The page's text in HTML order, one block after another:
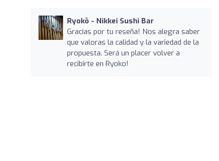
Ryokō - Nikkei Sushi Bar
Gracias por tu reseña! Nos alegra saber
que valoras la calidad y la variedad de la
propuesta. Será un placer volver a
recibirte en Ryoko!